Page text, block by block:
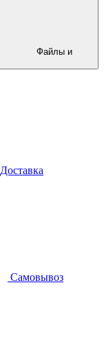
Доставка
Самовывоз